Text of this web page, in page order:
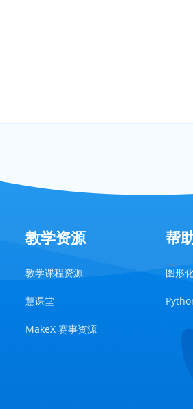
教学资源
教学课程资源
慧课堂
MakeX 赛事资源
帮
图形